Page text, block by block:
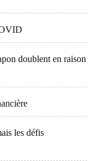
doublent en raison
les défis